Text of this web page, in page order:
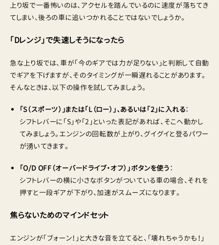
上り坂で一番怖いのは、アクセルを踏んでいるのに速度が落ちてき
てしまい、後ろの車に追いつかれることではないでしょうか。
「Dレンジ」で失速しそうになったら
急な上り坂では、車が「今のギアでは力が足りない」と判断して自動
でギアを下げますが、そのタイミングが一瞬遅れることがあります。
そんなときは、以下の操作を試してみましょう。
「S（スポーツ）」または「L（ロー）」、あるいは「2」に入れる：
シフトレバーに「S」や「2」といった表記があれば、そこへ動かし
てみましょう。エンジンの回転数が上がり、グイグイと登るパワー
が湧いてきます。
「O/D OFF（オーバードライブ・オフ）」ボタンを使う：
シフトレバーの横に小さなボタンがついている車の場合、それを
押すと一段ギアが下がり、加速がスムーズになります。
焦らないためのマインドセット
エンジンが「ブォーン！」と大きな音を立てると、「壊れちゃうかも！」